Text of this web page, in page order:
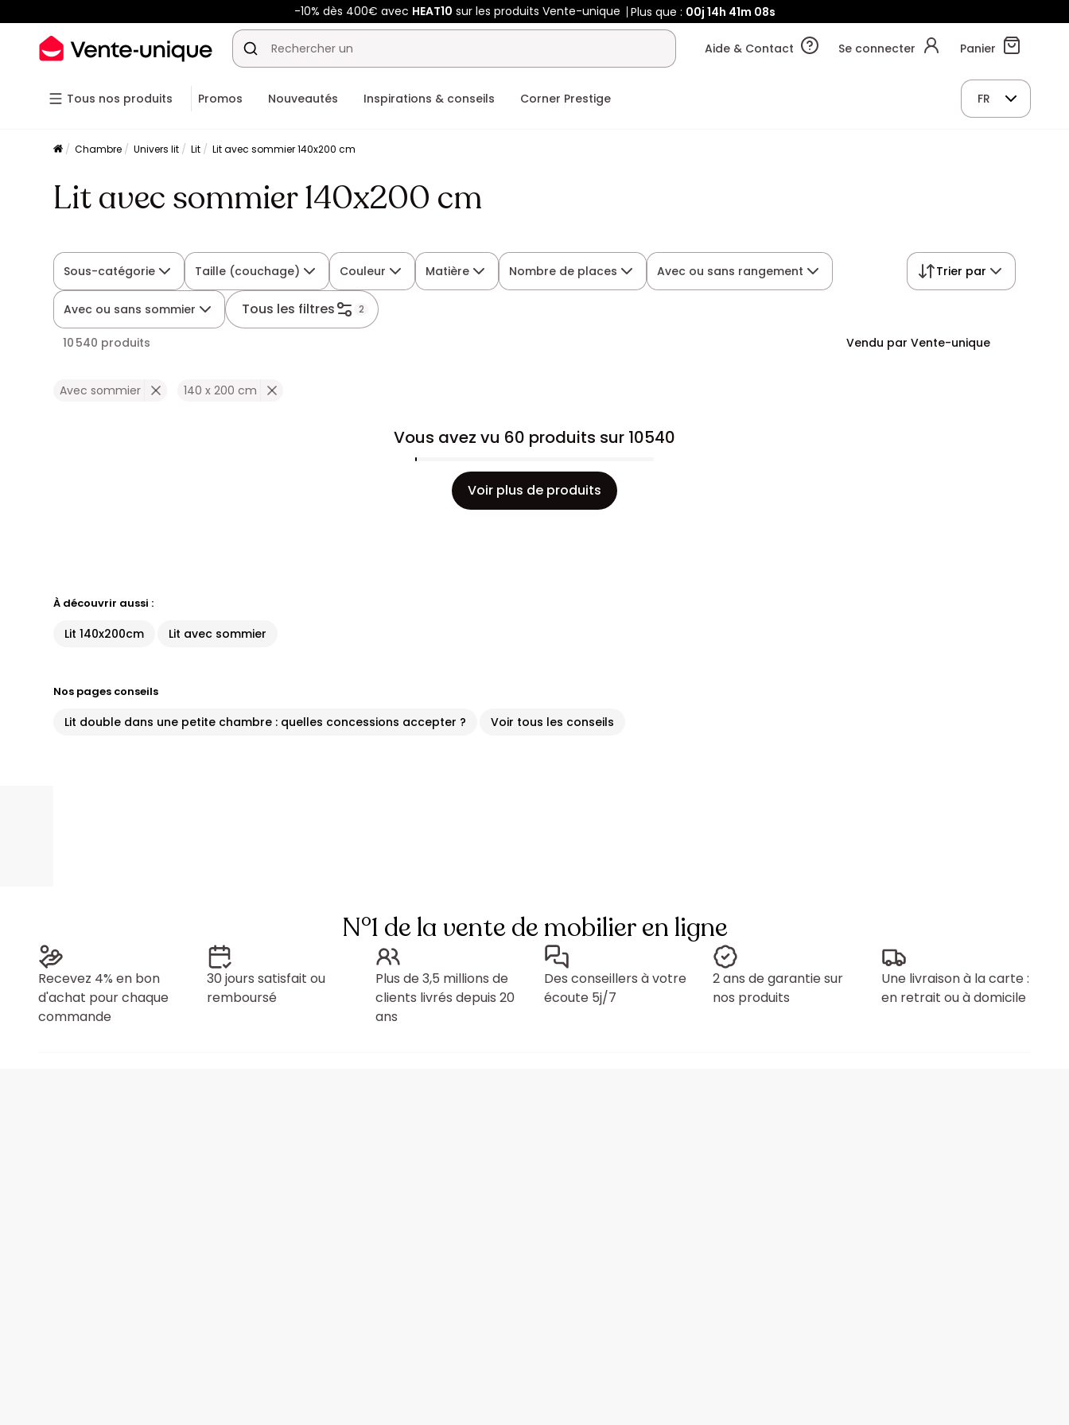
-10% dès 400€ avec HEAT10 sur les produits Vente-unique Plus que : 00j 14h 41m 07s
Aide & Contact Se connecter Panier
Tous nos produits Promos Nouveautés Inspirations & conseils Corner Prestige FR
Chambre Univers lit Lit Lit avec sommier 140x200 cm
Lit avec sommier 140x200 cm
Sous-catégorie Taille (couchage) Couleur Matière Nombre de places Avec ou sans rangement
Avec ou sans sommier Tous les filtres 2
Trier par
10 540 produits Vendu par Vente-unique
Avec sommier 140 x 200 cm
Vous avez vu 60 produits sur 10540
Voir plus de produits
À découvrir aussi :
Lit 140x200cm Lit avec sommier
Nos pages conseils
Lit double dans une petite chambre : quelles concessions accepter ? Voir tous les conseils
N°1 de la vente de mobilier en ligne
Recevez 4% en bon
d'achat pour chaque
commande
30 jours satisfait ou
remboursé
Plus de 3,5 millions de
clients livrés depuis 20
ans
Des conseillers à votre
écoute 5j/7
2 ans de garantie sur
nos produits
Une livraison à la carte :
en retrait ou à domicile